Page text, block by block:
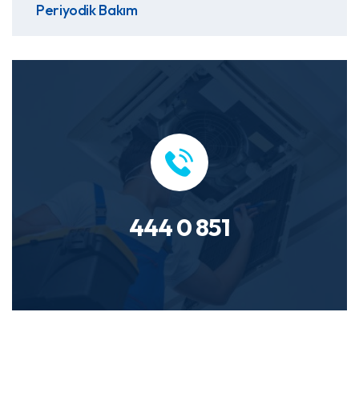
Periyodik Bakım
444 0 851